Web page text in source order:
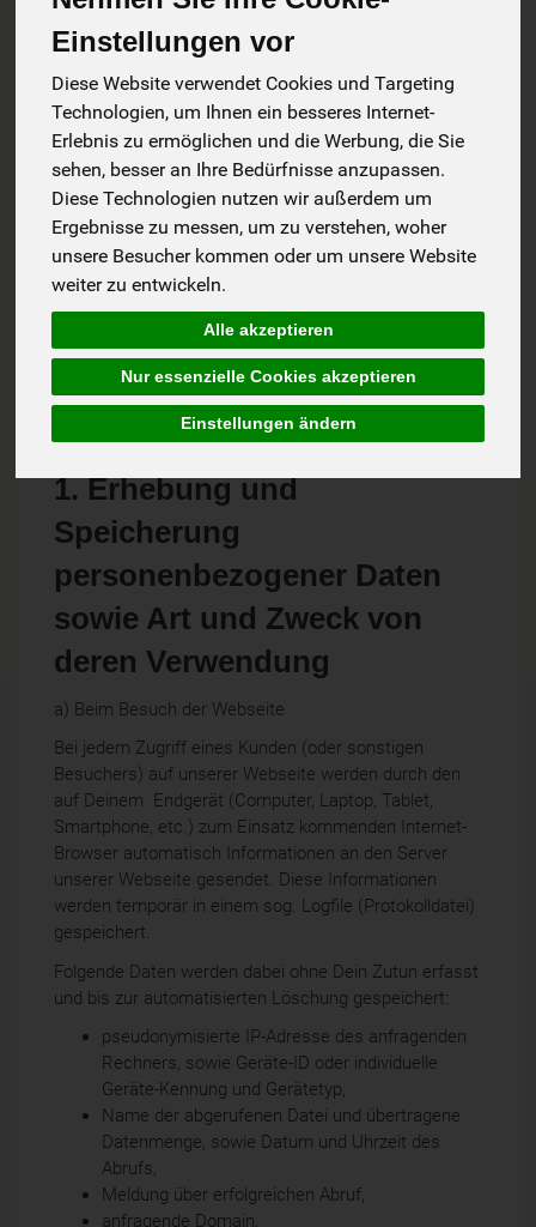
Einstellungen vor
Diese Website verwendet Cookies und Targeting
Technologien, um Ihnen ein besseres Internet-
Erlebnis zu ermöglichen und die Werbung, die Sie
sehen, besser an Ihre Bedürfnisse anzupassen.
Diese Technologien nutzen wir außerdem um
Ergebnisse zu messen, um zu verstehen, woher
unsere Besucher kommen oder um unsere Website
weiter zu entwickeln.
Alle akzeptieren
Nur essenzielle Cookies akzeptieren
Einstellungen ändern
Links zu fremden Inhalten übernehmen wir trotz
sorgfältiger inhaltlicher Kontrolle keine Haftung, da wir
die Übermittlung dieser Information nicht veranlasst,
den Adressaten der übermittelten Information und die
übermittelten Informationen selbst nicht ausgewählt
oder verändert haben.
Der Schutz Deiner personenbezogenen Daten bei der
Erhebung, Verarbeitung und Nutzung anlässlich Deines
wichtiges Anliegen und erfolgt im Rahmen der
gesetzlichen Vorschriften, über die Du Dich z.B. unter
www.bfd.bund.deinformieren kannst.
Im Folgenden erläutern wir Dir, welche Informationen
wir während Deines Besuchs auf unseren Webseiten
erfassen und wie diese genutzt werden:
1. Erhebung und
Speicherung
personenbezogener Daten
sowie Art und Zweck von
deren Verwendung
a) Beim Besuch der Webseite
Bei jedem Zugriff eines Kunden (oder sonstigen
Besuchers) auf unserer Webseite werden durch den
auf Deinem Endgerät (Computer, Laptop, Tablet,
Smartphone, etc.) zum Einsatz kommenden Internet-
Browser automatisch Informationen an den Server
unserer Webseite gesendet. Diese Informationen
werden temporär in einem sog. Logfile (Protokolldatei)
gespeichert.
Folgende Daten werden dabei ohne Dein Zutun erfasst
und bis zur automatisierten Löschung gespeichert:
pseudonymisierte IP-Adresse des anfragenden
Rechners, sowie Geräte-ID oder individuelle
Geräte-Kennung und Gerätetyp,
Name der abgerufenen Datei und übertragene
Datenmenge, sowie Datum und Uhrzeit des
Abrufs,
Meldung über erfolgreichen Abruf,
anfragende Domain,